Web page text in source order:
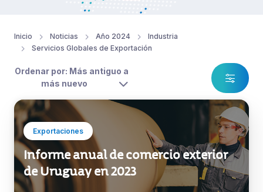
Inicio Noticias Año 2024
Industria
Servicios Globales de Exportación
Ordenar por: Más antiguo a
más nuevo
Exportaciones
Informe anual de comercio exterior
de Uruguay en 2023